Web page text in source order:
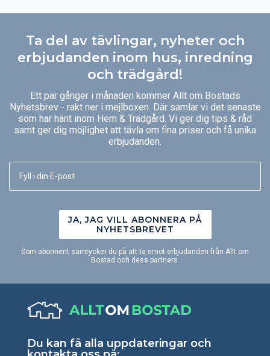
Ta del av tävlingar, nyheter och
erbjudanden inom hus, inredning
och trädgård!
Ett par gånger i månaden kommer Allt om Bostads
Nyhetsbrev - rakt ner i mejlboxen. Där samlar vi det senaste
som har hänt inom Hem & Trädgård. Vi ger dig tips & råd
samt ger dig möjlighet att tävla om fina priser och få unika
erbjudanden.
JA, JAG VILL ABONNERA PÅ
NYHETSBREVET
Som abonnent samtycker du på att ta emot erbjudanden från Allt om
Bostad och dess partners.
Du kan få alla uppdateringar och